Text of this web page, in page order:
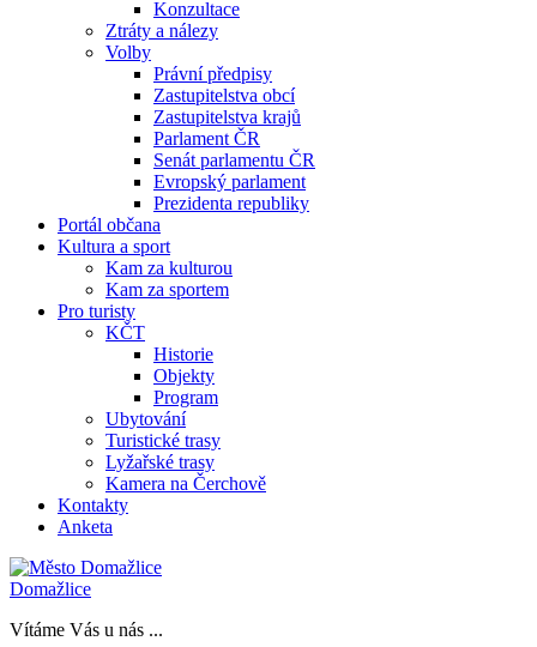
Konzultace
Ztráty a nálezy
Volby
Právní předpisy
Zastupitelstva obcí
Zastupitelstva krajů
Parlament ČR
Senát parlamentu ČR
Evropský parlament
Prezidenta republiky
Portál občana
Kultura a sport
Kam za kulturou
Kam za sportem
Pro turisty
KČT
Historie
Objekty
Program
Ubytování
Turistické trasy
Lyžařské trasy
Kamera na Čerchově
Kontakty
Anketa
Domažlice
Vítáme Vás u nás ...